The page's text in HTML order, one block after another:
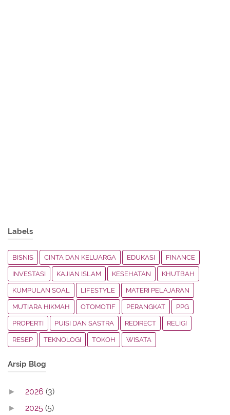
Labels
BISNIS CINTA DAN KELUARGA EDUKASI FINANCE
INVESTASI KAJIAN ISLAM KESEHATAN KHUTBAH
KUMPULAN SOAL LIFESTYLE MATERI PELAJARAN
MUTIARA HIKMAH OTOMOTIF PERANGKAT PPG
PROPERTI PUISI DAN SASTRA REDIRECT RELIGI
RESEP TEKNOLOGI TOKOH WISATA
Arsip Blog
► 2026 (3)
► 2025 (5)